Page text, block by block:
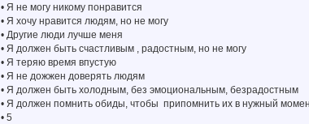
• Я не могу никому понравится
• Я хочу нравится людям, но не могу
• Другие люди лучше меня
• Я должен быть счастливым , радостным, но не могу
• Я теряю время впустую
• Я не дожжен доверять людям
• Я должен быть холодным, без эмоциональным, безрадостным
• Я должен помнить обиды, чтобы припомнить их в нужный
• 5